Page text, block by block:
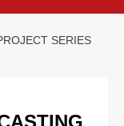
SERIES